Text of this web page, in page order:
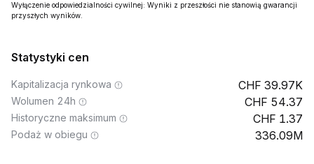
Wyłączenie odpowiedzialności cywilnej: Wyniki z przeszłości nie stanowią gwarancji
przyszłych wyników.
Statystyki cen
Kapitalizacja rynkowa 39.97K
Wolumen 24h 54.37
Historyczne maksimum 1.37
Podaż w obiegu 336.09M